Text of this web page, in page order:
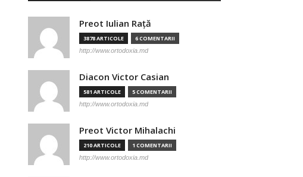
Preot Iulian Raţă
3878 ARTICOLE 6 COMENTARII
http://www.ortodoxia.md
Diacon Victor Casian
581 ARTICOLE 5 COMENTARII
http://www.ortodoxia.md
Preot Victor Mihalachi
210 ARTICOLE 1 COMENTARII
http://www.ortodoxia.md